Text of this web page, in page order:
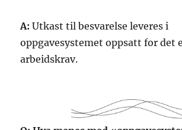
A: Utkast til besvarelse leveres i
oppgavesystemet oppsatt for det
arbeidskrav.